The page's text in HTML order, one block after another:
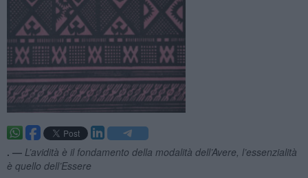
. — L’avidità è il fondamento della modalità dell’Avere, l’essenzialità
è quello dell’Essere